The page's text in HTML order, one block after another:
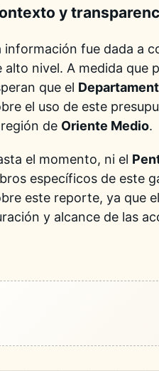
y
información fue dada a
alto nivel. A medida que
que el
el uso de este
de Oriente Medio.
el momento, ni el
específicos de este
este reporte, ya que
y alcance de las